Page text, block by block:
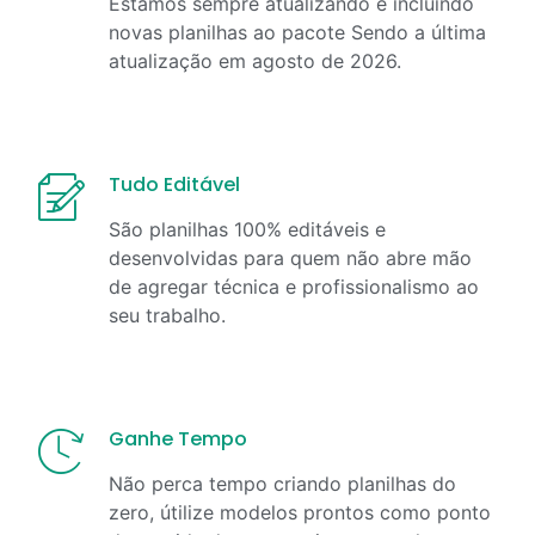
novas planilhas ao pacote Sendo a última
atualização em agosto de 2026.
Tudo Editável
São planilhas 100% editáveis e
desenvolvidas para quem não abre mão
de agregar técnica e profissionalismo ao
seu trabalho.
Ganhe Tempo
Não perca tempo criando planilhas do
zero, útilize modelos prontos como ponto